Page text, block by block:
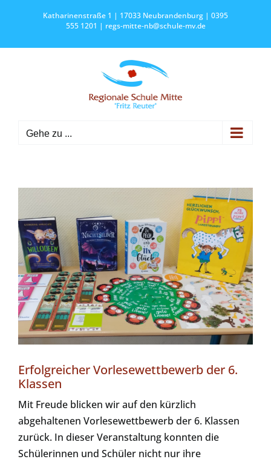
Katharinenstraße 1 | 17033 Neubrandenburg | 0395
555 1201 | regs-mitte-nb@schule-mv.de
Gehe zu ...
Erfolgreicher Vorlesewettbewerb der 6.
Klassen
Mit Freude blicken wir auf den kürzlich
abgehaltenen Vorlesewettbewerb der 6. Klassen
zurück. In dieser Veranstaltung konnten die
Schülerinnen und Schüler nicht nur ihre